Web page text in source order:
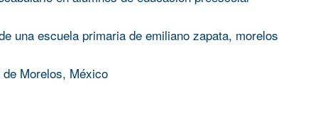
una escuela primaria de emiliano zapata, morelos
Morelos, México